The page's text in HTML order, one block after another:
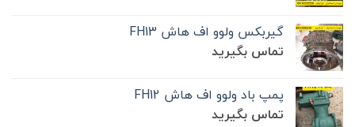
گیربکس ولوو اف هاش FH13
تماس بگیرید
پمپ باد ولوو اف هاش FH12
تماس بگیرید